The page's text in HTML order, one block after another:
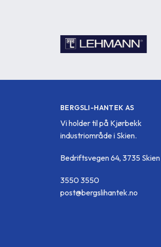
BERGSLI-HANTEK AS
Vi holder til på Kjørbekk
industriområde i Skien.
Bedriftsvegen 64, 3735 Skien
3550 3550
post@bergslihantek.no